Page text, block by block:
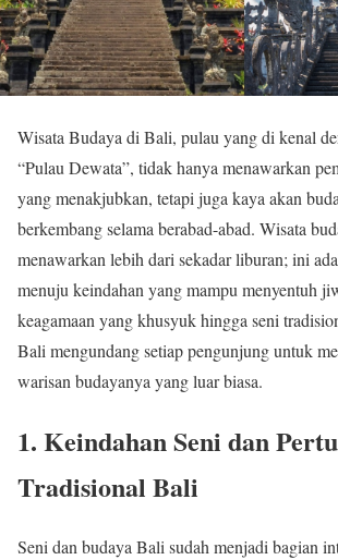
Wisata Budaya di Bali, pulau yang di kenal
“Pulau Dewata”, tidak hanya menawarkan
yang menakjubkan, tetapi juga kaya akan
berkembang selama berabad-abad. Wisata
menawarkan lebih dari sekadar liburan; ini
menuju keindahan yang mampu menyentuh
keagamaan yang khusyuk hingga seni
Bali mengundang setiap pengunjung untuk
warisan budayanya yang luar biasa.
1. Keindahan Seni dan
Tradisional Bali
Seni dan budaya Bali sudah menjadi bagian